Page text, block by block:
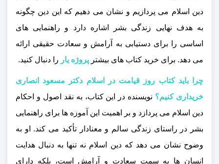
دین اسلام می‌ پردازیم و نشان می‌ دهیم که این دین چگونه
به هدف نهایی زندگی بشر اشاره دارد و راهنمایی‌ های
اساسی را برای دستیابی به آرامش و سعادت حقیقی ارائه
می‌ دهد. برای خرید کتاب های بیشتر پروژه یار را دنبال کنید.
چرا باید کتاب روز قیامت در اسلام دکتر مسعود انصاری
خریداری کنیم؟ نویسنده در این کتاب، به نقد اصول و احکام
دین اسلام می‌ پردازد و بر اهمیت این آموزه‌ ها برای راهنمایی
بشر در راستای زندگی سالم و معنادار تأکید می‌ کند. او به
وضوح نشان می‌ دهد که دین اسلام نه تنها به دنبال هدایت
انسان‌ ها به سمت سعادت و آرامش است، بلکه دارای